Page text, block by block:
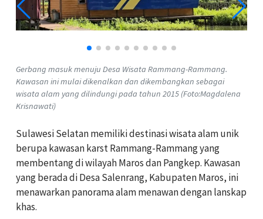
Gerbang masuk menuju Desa Wisata Rammang-Rammang.
Kawasan ini mulai dikenalkan dan dikembangkan sebagai
wisata alam yang dilindungi pada tahun 2015 (Foto:Magdalena
Krisnawati)
Sulawesi Selatan memiliki destinasi wisata alam unik
berupa kawasan karst Rammang-Rammang yang
membentang di wilayah Maros dan Pangkep. Kawasan
yang berada di Desa Salenrang, Kabupaten Maros, ini
menawarkan panorama alam menawan dengan lanskap
khas.